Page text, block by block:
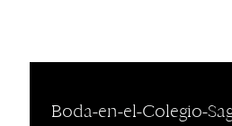
Boda-en-el-Colegio-